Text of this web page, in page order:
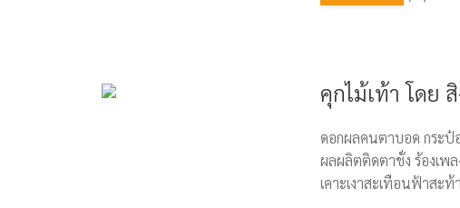
คุกไม้เท้า โดย
ดอกผลคนตาบอด กระป๋
ผลผลิตติดตาชั่ง ร้องเพ
เคาะเงาสะเทือนฟ้าสะ